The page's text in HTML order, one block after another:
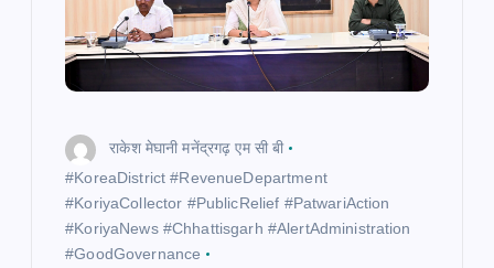
राकेश मेघानी मनेंद्रगढ़ एम सी बी
​#KoreaDistrict #RevenueDepartment
#KoriyaCollector #PublicRelief #PatwariAction
#KoriyaNews #Chhattisgarh #AlertAdministration
#GoodGovernance